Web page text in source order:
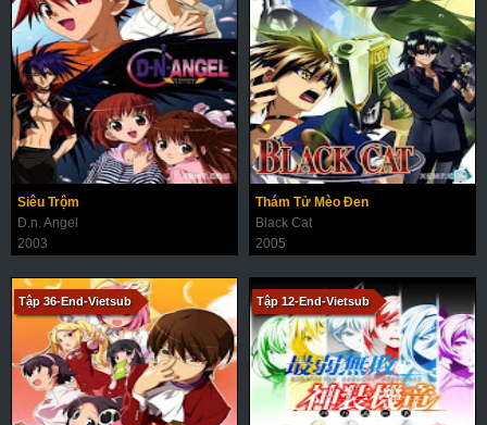
Siêu Trộm
D.n. Angel
2003
Thám Tử Mèo Đen
Black Cat
2005
Tập 36-End-Vietsub Tập 12-End-Vietsub